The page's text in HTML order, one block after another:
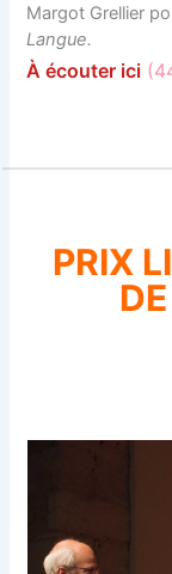
Margot Grellier
Langue.
Àécouter ici
PRIX